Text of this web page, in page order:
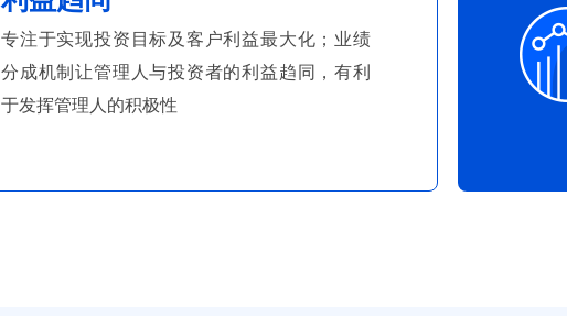
专注于实现投资目标及客户利益最大化；业绩
分成机制让管理人与投资者的利益趋同，有利
于发挥管理人的积极性